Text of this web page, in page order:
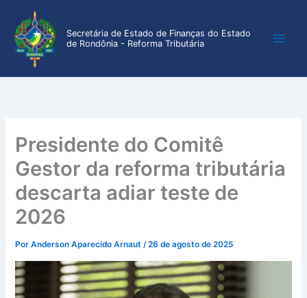
para
conteúdo
Secretária de Estado de Finanças do Estado
de Rondônia - Reforma Tributária
Presidente do Comitê
Gestor da reforma tributária
descarta adiar teste de
2026
PorAnderson Aparecido Arnaut/26 de agosto de 2025